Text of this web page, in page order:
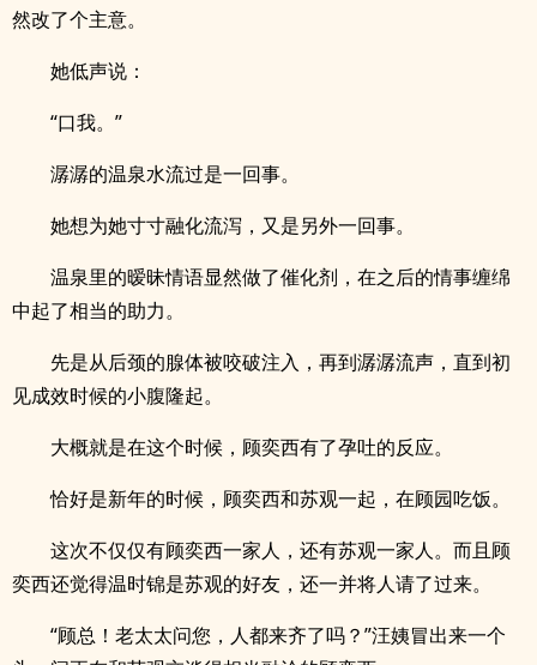
然改了个主意。
她低声说：
“口我。”
潺潺的温泉水流过是一回事。
她想为她寸寸融化流泻，又是另外一回事。
温泉里的暧昧情语显然做了催化剂，在之后的情事缠绵
中起了相当的助力。
先是从后颈的腺体被咬破注入，再到潺潺流声，直到初
见成效时候的小腹隆起。
大概就是在这个时候，顾奕西有了孕吐的反应。
恰好是新年的时候，顾奕西和苏观一起，在顾园吃饭。
这次不仅仅有顾奕西一家人，还有苏观一家人。而且顾
奕西还觉得温时锦是苏观的好友，还一并将人请了过来。
“顾总！老太太问您，人都来齐了吗？”汪姨冒出来一个